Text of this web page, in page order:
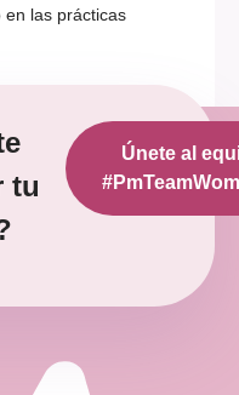
en las prácticas
tu
Únete al